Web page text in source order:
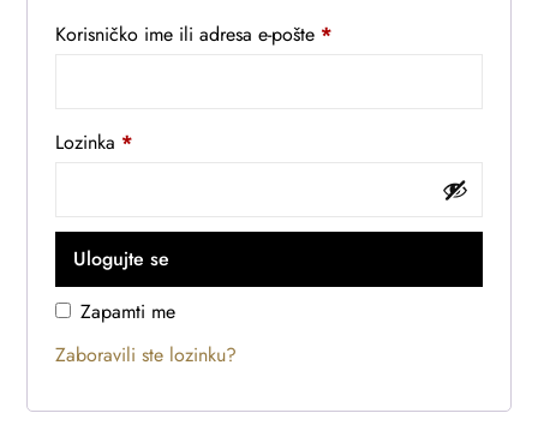
Korisničko ime ili adresa e-pošte *
Lozinka *
Zapamti me
Ulogujte se
Zaboravili ste lozinku?